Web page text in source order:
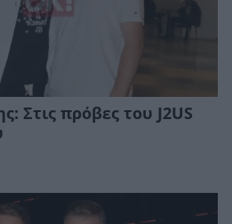
Στις πρόβες του J2US